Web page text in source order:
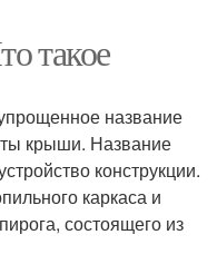
Гидроизоляция под
металлочерепицу
такое
название
крыши. Название
конструкции.
каркаса и
состоящего из